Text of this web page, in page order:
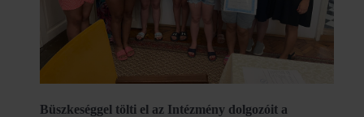
Büszkeséggel tölti el az Intézmény dolgozóit a